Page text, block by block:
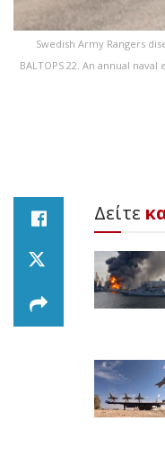
Swedish Army Rangers
BALTOPS 22. An annual
Δείτε